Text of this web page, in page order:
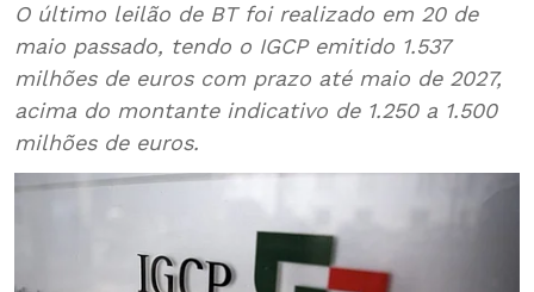
O último leilão de BT foi realizado em 20 de
maio passado, tendo o IGCP emitido 1.537
milhões de euros com prazo até maio de 2027,
acima do montante indicativo de 1.250 a 1.500
milhões de euros.